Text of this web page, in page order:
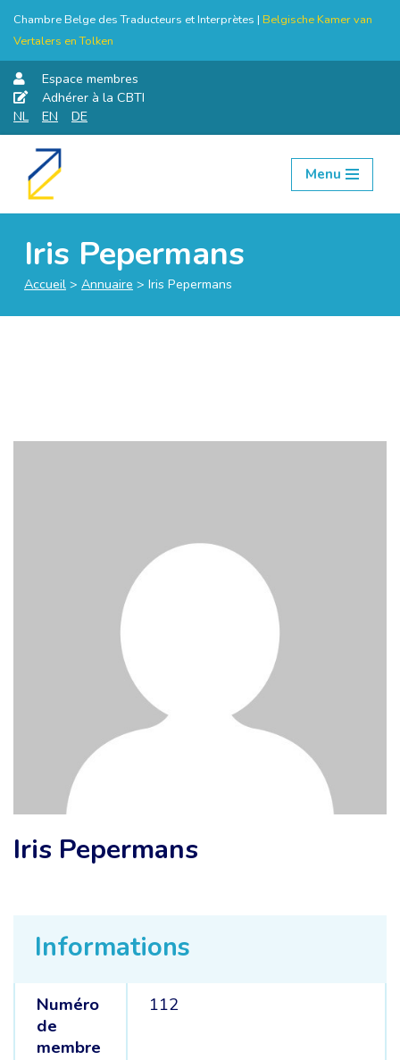
Chambre Belge des Traducteurs et Interprètes | Belgische Kamer van
Vertalers en Tolken
Espace membres
Adhérer à la CBTI
NL
EN DE
Aller
Menu
Iris Pepermans
Accueil > Annuaire > Iris Pepermans
Informations
Numéro
de
membre
112
Iris Pepermans